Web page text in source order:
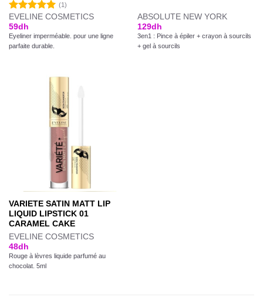
Note5.00
sur 5
(1)
EVELINE COSMETICS
59dh
Eyeliner imperméable. pour une ligne
parfaite durable.
ABSOLUTE NEW YORK
129dh
3en1 : Pince à épiler + crayon à sourcils
+ gel à sourcils
VARIETE SATIN MATT LIP
LIQUID LIPSTICK 01
CARAMEL CAKE
EVELINE COSMETICS
48dh
Rouge à lèvres liquide parfumé au
chocolat. 5ml